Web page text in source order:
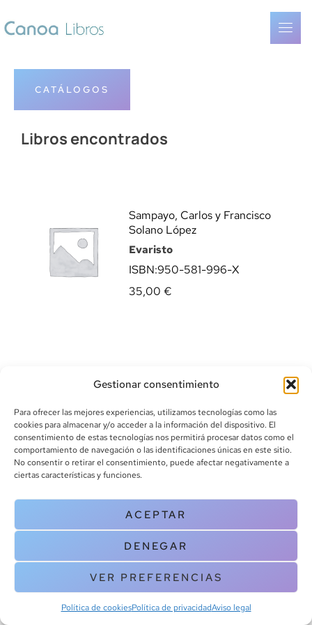
Gestionar consentimiento
Para ofrecer las mejores experiencias, utilizamos tecnologías como las
cookies para almacenar y/o acceder a la información del dispositivo. El
consentimiento de estas tecnologías nos permitirá procesar datos como el
comportamiento de navegación o las identificaciones únicas en este sitio.
No consentir o retirar el consentimiento, puede afectar negativamente a
ciertas características y funciones.
ACEPTAR
DENEGAR
VER PREFERENCIAS
Política de cookiesPolítica de privacidadAviso legal
CATÁLOGOS
Libros encontrados
Sampayo, Carlos y Francisco
Solano López
Evaristo
ISBN:950-581-996-X
35,00 €
info@canoalibros.com
pedidos@canoalibros.com
+34 934 242 391
CONTACTO
Copyright © 2025 Canoa Libros. All Rights Reserved |
cookies
| Aviso legal